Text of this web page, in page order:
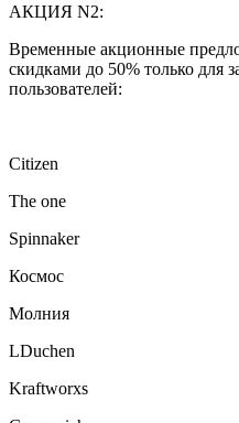
АКЦИЯ N2:
Временные акционные
скидками до 50% только для
пользователей:
Citizen
The one
Spinnaker
Космос
Молния
LDuchen
Kraftworxs